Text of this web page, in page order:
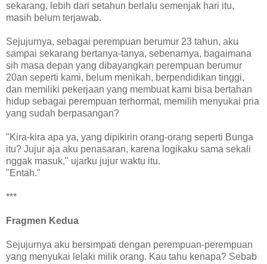
sekarang, lebih dari setahun berlalu semenjak hari itu,
masih belum terjawab.
Sejujurnya, sebagai perempuan berumur 23 tahun, aku
sampai sekarang bertanya-tanya, sebenarnya, bagaimana
sih masa depan yang dibayangkan perempuan berumur
20an seperti kami, belum menikah, berpendidikan tinggi,
dan memiliki pekerjaan yang membuat kami bisa bertahan
hidup sebagai perempuan terhormat, memilih menyukai pria
yang sudah berpasangan?
"Kira-kira apa ya, yang dipikirin orang-orang seperti Bunga
itu? Jujur aja aku penasaran, karena logikaku sama sekali
nggak masuk," ujarku jujur waktu itu.
"Entah."
***
Fragmen Kedua
Sejujurnya aku bersimpati dengan perempuan-perempuan
yang menyukai lelaki milik orang. Kau tahu kenapa? Sebab